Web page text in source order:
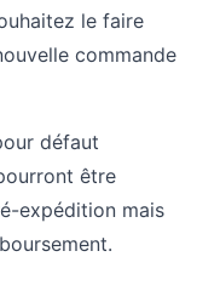
le faire
commande
défaut
être
expédition mais